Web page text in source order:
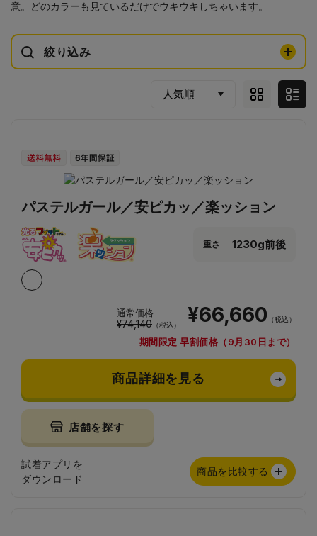
意。どのカラーも見ているだけでウキウキしちゃいます。
絞り込み
パステルガール／安ピカッ／楽ッション
重さ 1230g前後
通常価格
¥74,140 （税込） ¥66,660 （税込）
期間限定 早割価格（9月30日まで）
商品詳細を見る
店舗を探す
試着アプリを
ダウンロード
商品を比較する